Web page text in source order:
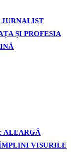
ȘI PROFESIA
ALEARGĂ
VISURILE